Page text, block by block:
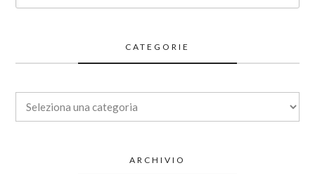
CATEGORIE
Categorie
ARCHIVIO